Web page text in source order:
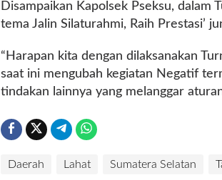
D
f
t
Disampaikan Kapolsek Pseksu, dalam
tema Jalin Silaturahmi, Raih Prestasi’
“Harapan kita dengan dilaksanakan
saat ini mengubah kegiatan Negatif
tindakan lainnya yang melanggar
Daerah Lahat Sumatera Selatan